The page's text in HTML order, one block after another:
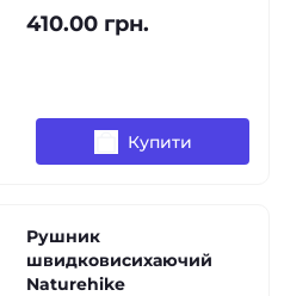
410.00 грн.
Купити
Рушник
швидковисихаючий
Naturehike